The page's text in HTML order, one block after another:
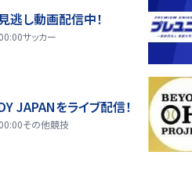
逃し動画配信中！
サッカー
JAPANをライブ配信！
その他競技